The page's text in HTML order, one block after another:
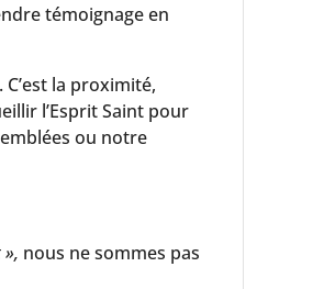
témoignage en
la proximité,
l’Esprit Saint pour
ou notre
nous ne sommes pas